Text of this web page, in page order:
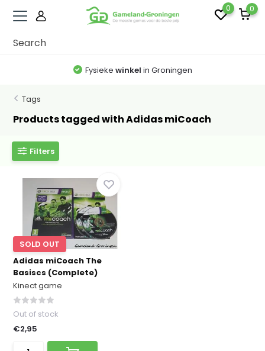
0 0
Fysieke winkel in Groningen
Tags
Products tagged with Adidas miCoach
Filters
SOLD OUT
Adidas miCoach The
Basiscs (Complete)
Kinect game
Out of stock
€2,95